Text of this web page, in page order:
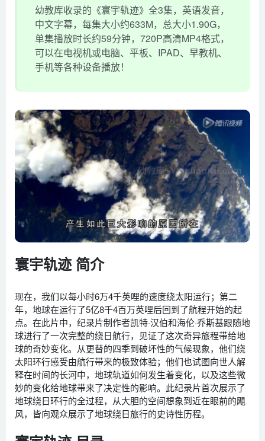
幼教库收录的《寰宇轨迹》全3集，英语发音，
中文字幕，每集大小约633M，总大小1.90G，
单集播放时长约59分钟，720P高清MP4格式，
可以在电视机或电脑、平板、IPAD、早教机、
手机等各种设备播放！
寰宇轨迹 简介
现在，我们以每小时6万4千英哩的速度绕太阳运行；第二
年，地球在运行了5亿8千4百万英哩后回到了航程开始的起
点。在此片中，纪录片制作者凯特·汉伯和海伦·乔斯基跟随地
球进行了一次完整的绕日航行，见证了这次奇异旅程带给地
球的奇妙变化。从更替的四季到破坏性的气候现象，他们绕
太阳环行感受由航行带来的极致体验；他们也试图向世人解
释在时间的长河中，地球轨道如何发生着变化，以及这些微
妙的变化给地球带来了决定性的影响。此纪录片首次展示了
地球绕日环行的全过程，从大胆的空间想象到近在眼前的飓
风，皆向观众展示了地球绕日旅行的史诗性历程。